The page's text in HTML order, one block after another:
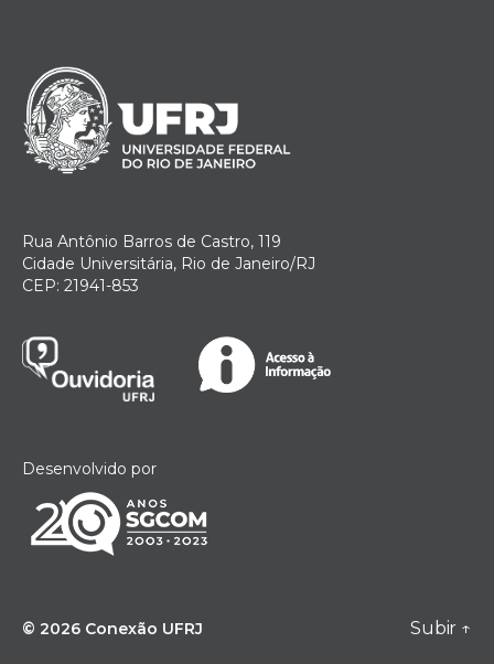
Rua Antônio Barros de Castro, 119
Cidade Universitária, Rio de Janeiro/RJ
CEP: 21941-853
Desenvolvido por
© 2026 Conexão UFRJ Subir ↑